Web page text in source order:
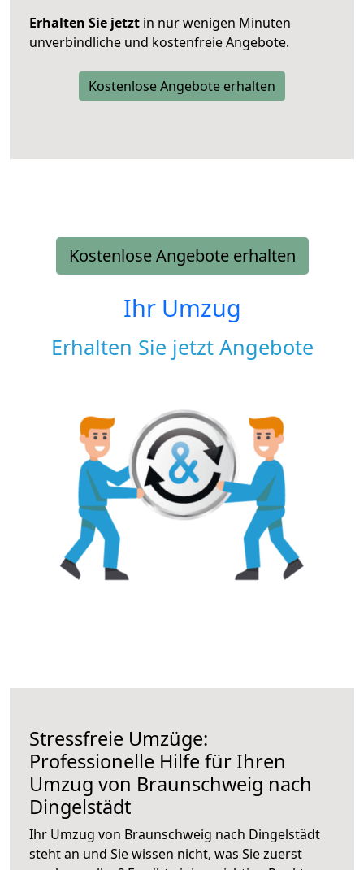
Erhalten Sie jetzt in nur wenigen Minuten
unverbindliche und kostenfreie Angebote.
Kostenlose Angebote erhalten
Kostenlose Angebote erhalten
Ihr Umzug
Erhalten Sie jetzt Angebote
Stressfreie Umzüge:
Professionelle Hilfe für Ihren
Umzug von Braunschweig nach
Dingelstädt
Ihr Umzug von Braunschweig nach Dingelstädt
steht an und Sie wissen nicht, was Sie zuerst